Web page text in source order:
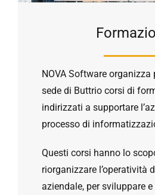
NOVA Software organizza
sede di Buttrio corsi di
indirizzati a supportare
processo di
Questi corsi hanno lo
riorganizzare l’operatività
aziendale, per sviluppare